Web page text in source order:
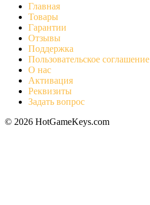
Главная
Товары
Гарантии
Отзывы
Поддержка
Пользовательское соглашение
О нас
Активация
Реквизиты
Задать вопрос
© 2026 HotGameKeys.com